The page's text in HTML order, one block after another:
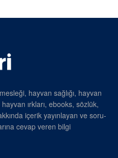
hayvan sağlığı, hayvan
ırkları, ebooks, sözlük,
içerik yayınlayan ve soru-
cevap veren bilgi